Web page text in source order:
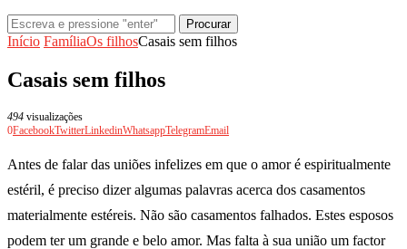
Procurar
Início FamíliaOs filhosCasais sem filhos
Casais sem filhos
494 visualizações
0FacebookTwitterLinkedinWhatsappTelegramEmail
Antes de falar das uniões infelizes em que o amor é espiritualmente
estéril, é preciso dizer algumas palavras acerca dos casamentos
materialmente estéreis. Não são casamentos falhados. Estes esposos
podem ter um grande e belo amor. Mas falta à sua união um factor